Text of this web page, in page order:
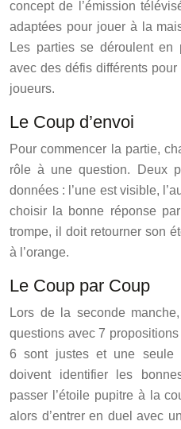
concept de l’émission
adaptées pour jouer à la
Les parties se déroulent en
avec des défis différents
joueurs.
Le Coup d’envoi
Pour commencer la partie,
rôle à une question. Deux
données : l’une est visible,
choisir la bonne réponse
trompe, il doit retourner son
à l’orange.
Le Coup par Coup
Lors de la seconde
questions avec 7
6 sont justes et une seule
doivent identifier les
passer l’étoile pupitre à la
alors d’entrer en duel avec